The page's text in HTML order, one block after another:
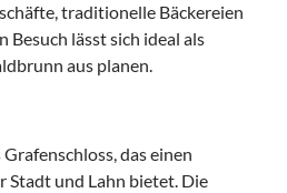
traditionelle Bäckereien
Besuch lässt sich ideal als
aus planen.
das einen
Stadt und Lahn bietet. Die